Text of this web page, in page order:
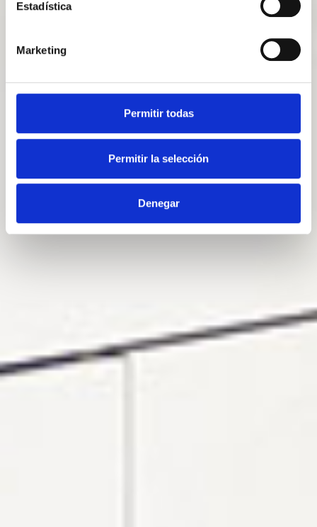
Estadística
Marketing
Permitir todas
Permitir la selección
Denegar